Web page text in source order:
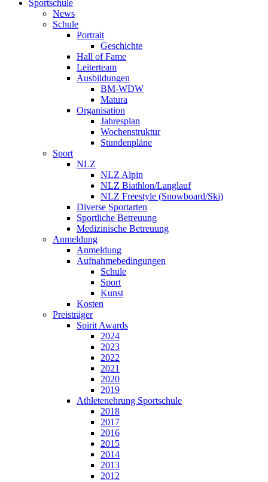
Sportschule
News
Schule
Portrait
Geschichte
Hall of Fame
Leiterteam
Ausbildungen
BM-WDW
Matura
Organisation
Jahresplan
Wochenstruktur
Stundenpläne
Sport
NLZ
NLZ Alpin
NLZ Biathlon/Langlauf
NLZ Freestyle (Snowboard/Ski)
Diverse Sportarten
Sportliche Betreuung
Medizinische Betreuung
Anmeldung
Anmeldung
Aufnahmebedingungen
Schule
Sport
Kunst
Kosten
Preisträger
Spirit Awards
2024
2023
2022
2021
2020
2019
Athletenehrung Sportschule
2018
2017
2016
2015
2014
2013
2012